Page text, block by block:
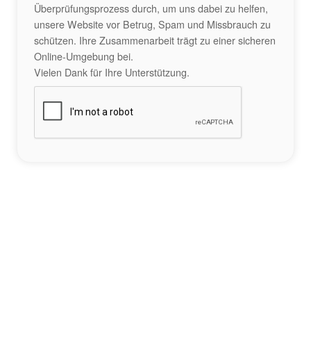
Überprüfungsprozess durch, um uns dabei zu helfen,
unsere Website vor Betrug, Spam und Missbrauch zu
schützen. Ihre Zusammenarbeit trägt zu einer sicheren
Online-Umgebung bei.
Vielen Dank für Ihre Unterstützung.